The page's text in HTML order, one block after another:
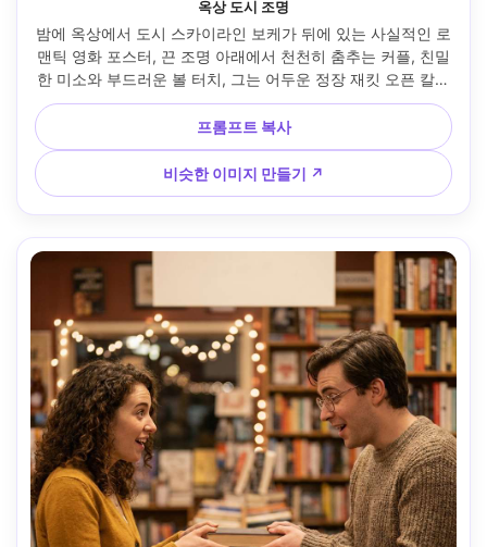
옥상 도시 조명
밤에 옥상에서 도시 스카이라인 보케가 뒤에 있는 사실적인 로
맨틱 영화 포스터, 끈 조명 아래에서 천천히 춤추는 커플, 친밀
한 미소와 부드러운 볼 터치, 그는 어두운 정장 재킷 오픈 칼라
를 입고, 그녀는 골드 목걸이가 달린 빨간색 슬립 드레스를 입
고, 드라마틱한 림 라이트와 부드러운 충전재, 타이틀 세이프
스페이스 탑이 있는 강력한 센터 프레임, 50mm f/1.4로 촬영,
시네마틱 청록색-주황색 등급, 고해상도 포스터 품질 --ar 4:5
프롬프트 복사
비슷한 이미지 만들기 ↗